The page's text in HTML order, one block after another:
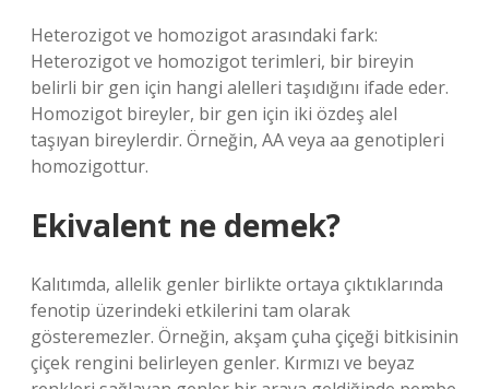
Heterozigot ve homozigot arasındaki fark:
Heterozigot ve homozigot terimleri, bir bireyin
belirli bir gen için hangi alelleri taşıdığını ifade eder.
Homozigot bireyler, bir gen için iki özdeş alel
taşıyan bireylerdir. Örneğin, AA veya aa genotipleri
homozigottur.
Ekivalent ne demek?
Kalıtımda, allelik genler birlikte ortaya çıktıklarında
fenotip üzerindeki etkilerini tam olarak
gösteremezler. Örneğin, akşam çuha çiçeği bitkisinin
çiçek rengini belirleyen genler. Kırmızı ve beyaz